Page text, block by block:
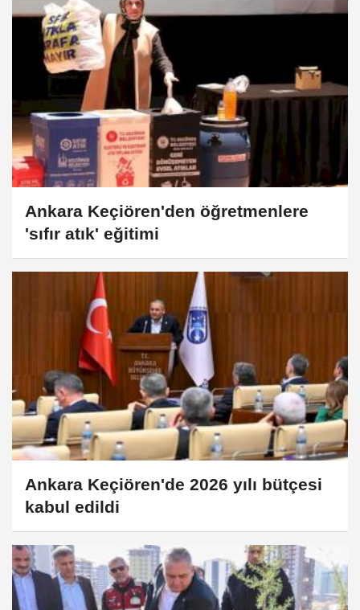
Ankara Keçiören'den öğretmenlere
'sıfır atık' eğitimi
Ankara Keçiören'de 2026 yılı bütçesi
kabul edildi